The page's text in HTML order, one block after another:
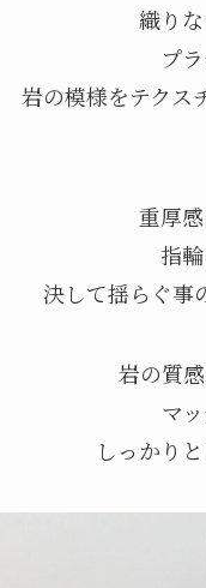
織り
プ
岩の模様をテクス
重厚
指
決して揺らぐ事
岩の質
マ
しっかり